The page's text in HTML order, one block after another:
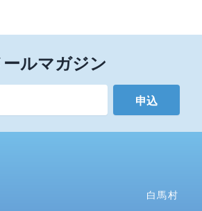
ールマガジン
白馬村